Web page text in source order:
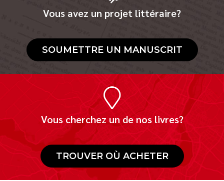
Vous avez un projet littéraire?
SOUMETTRE UN MANUSCRIT
Vous cherchez un de nos livres?
TROUVER OÙ ACHETER